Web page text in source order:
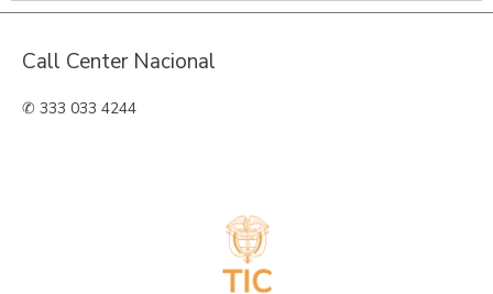
Call Center Nacional
✆ 333 033 4244